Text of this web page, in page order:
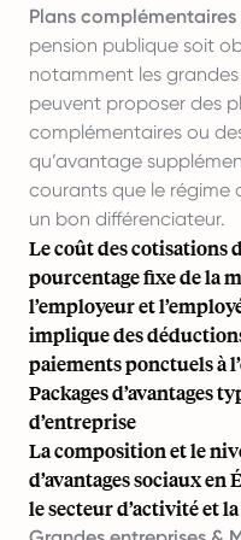
Plans complémentaires
pension publique soit
notamment les
peuvent proposer des
complémentaires ou
qu’avantage
courants que le régime
un bon différenciateur.
Le coût des cotisations
pourcentage fixe de la
l’employeur et
implique des
paiements ponctuels à
Packages d’avantages
d’entreprise
La composition et le
d’avantages sociaux
le secteur d’activité et